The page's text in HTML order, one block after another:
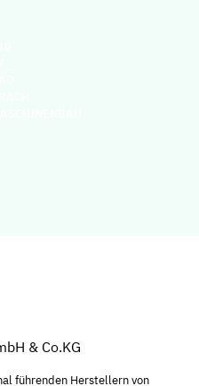
& Co.KG
führenden Herstellern von